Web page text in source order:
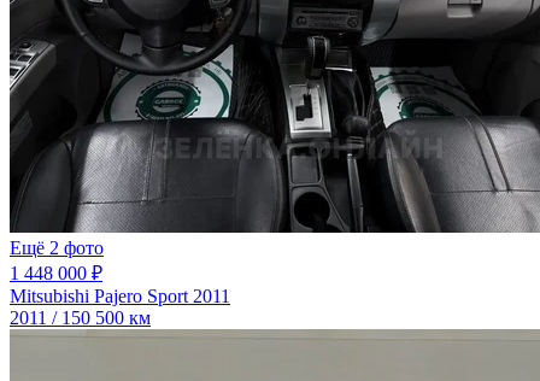
Ещё 2 фото
1 448 000 ₽
Mitsubishi Pajero Sport 2011
2011 / 150 500 км